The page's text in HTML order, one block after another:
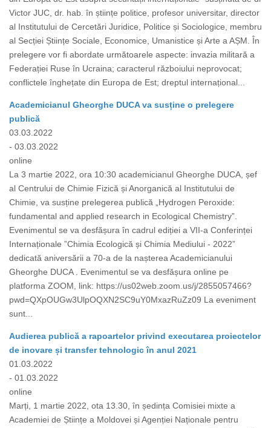
Victor JUC, dr. hab. în științe politice, profesor universitar, director
al Institutului de Cercetări Juridice, Politice și Sociologice, membru
al Secției Științe Sociale, Economice, Umanistice și Arte a AȘM. În
prelegere vor fi abordate următoarele aspecte: invazia militară a
Federației Ruse în Ucraina; caracterul războiului neprovocat;
conflictele înghețate din Europa de Est; dreptul internațional...
Academicianul Gheorghe DUCA va susține o prelegere
publică
03.03.2022
- 03.03.2022
online
La 3 martie 2022, ora 10:30 academicianul Gheorghe DUCA, șef
al Centrului de Chimie Fizică și Anorganică al Institutului de
Chimie, va susține prelegerea publică „Hydrogen Peroxide:
fundamental and applied research in Ecological Chemistry”.
Evenimentul se va desfășura în cadrul ediției a VII-a Conferinței
Internaționale ”Chimia Ecologică și Chimia Mediului - 2022”
dedicată aniversării a 70-a de la nașterea Academicianului
Gheorghe DUCA . Evenimentul se va desfășura online pe
platforma ZOOM, link: https://us02web.zoom.us/j/2855057466?
pwd=QXpOUGw3UlpOQXN2SC9uY0MxazRuZz09 La eveniment
sunt...
Audierea publică a rapoartelor privind executarea proiectelor
de inovare și transfer tehnologic în anul 2021
01.03.2022
- 01.03.2022
online
Marți, 1 martie 2022, ota 13.30, în ședința Comisiei mixte a
Academiei de Științe a Moldovei și Agenției Naționale pentru